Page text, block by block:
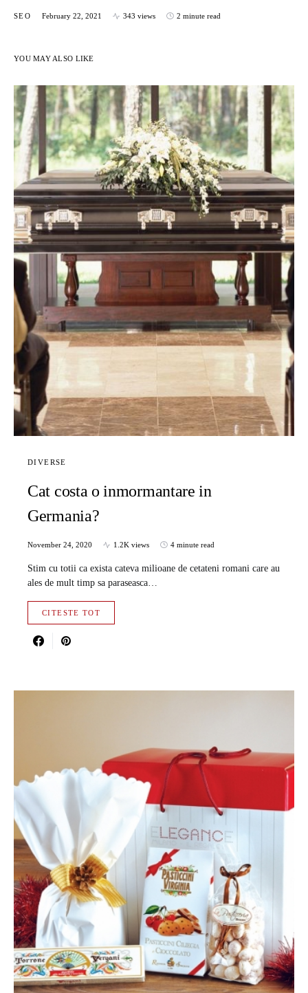
SEO February 22, 2021 343 views 2 minute read
YOU MAY ALSO LIKE
DIVERSE
Cat costa o inmormantare in
Germania?
November 24, 2020 1.2K views 4 minute read
Stim cu totii ca exista cateva milioane de cetateni romani care au
ales de mult timp sa paraseasca…
CITESTE TOT